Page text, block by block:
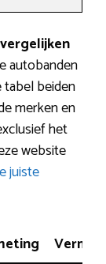
autobanden
tabel beiden
merken en
het
website
juiste